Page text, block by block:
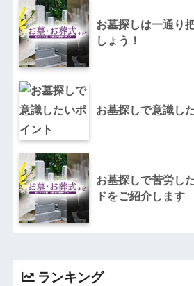
お墓探しは一通り
しょう！
お墓探しで意識し
お墓探しで苦労し
ドをご紹介します
ランキング